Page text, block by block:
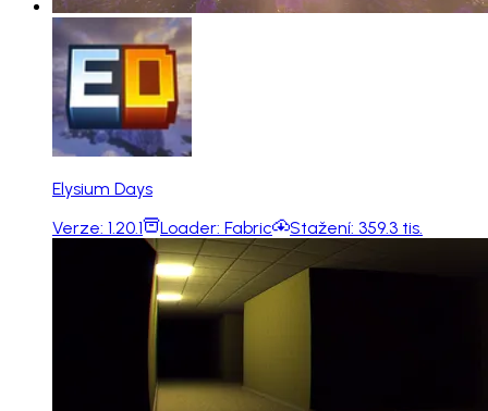
Elysium Days
Verze: 1.20.1 Loader: Fabric Stažení: 359.3 tis.